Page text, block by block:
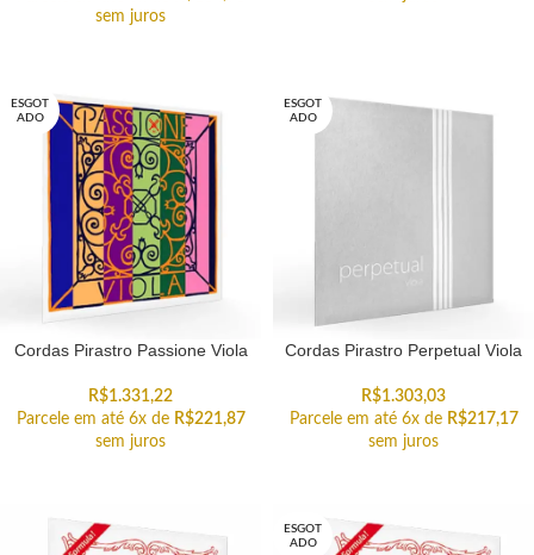
sem juros
ESGOT
ADO
Cordas Pirastro Passione Viola
R$1.331,22
Parcele em até 6x de R$221,87
sem juros
ESGOT
ADO
Cordas Pirastro Perpetual Viola
R$1.303,03
Parcele em até 6x de R$217,17
sem juros
ESGOT
ADO